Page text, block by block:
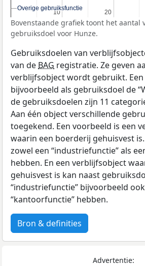
10
10 20
20
Overige gebruiksfunctie
Overige gebruiksfunctie
Bovenstaande grafiek toont het
gebruiksdoel voor Hunze.
Gebruiksdoelen van
van de BAG registratie. Ze geven
verblijfsobject wordt gebruikt.
bijvoorbeeld als gebruiksdoel de
de gebruiksdoelen zijn 11
Aan één object verschillende
toegekend. Een voorbeeld is een
waarin een boerderij gehuisvest
zowel een “industriefunctie” als
hebben. En een verblijfsobject
gehuisvest is kan naast
“industriefunctie” bijvoorbeeld
“kantoorfunctie” hebben.
Bron & definities
Advertentie: